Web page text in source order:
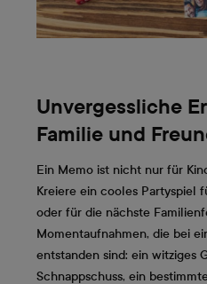
Unvergessliche
Familie und
Ein Memo ist nicht nur für
Kreiere ein cooles Partyspiel
oder für die nächste
Momentaufnahmen, die bei
entstanden sind: ein witziges
Schnappschuss, ein